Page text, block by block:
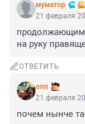
муматор
21 февраля
на руку
ОТВЕТИТЬ
опп
21 февраля
почем нынче